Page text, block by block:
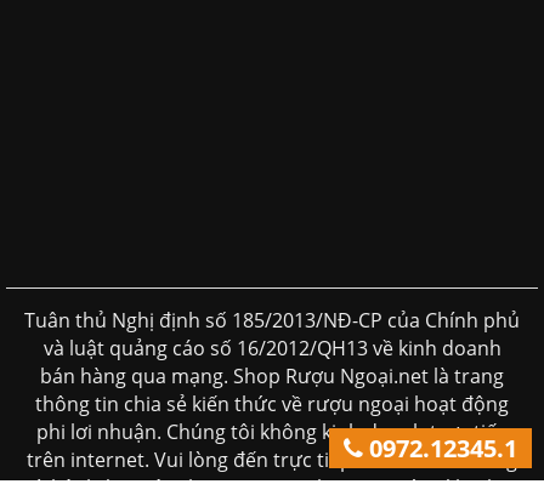
0972.12345.1
Tuân thủ Nghị định số 185/2013/NĐ-CP của Chính phủ
và luật quảng cáo số 16/2012/QH13 về kinh doanh
bán hàng qua mạng. Shop Rượu Ngoại.net là trang
thông tin chia sẻ kiến thức về rượu ngoại hoạt động
phi lơi nhuận. Chúng tôi không kinh doanh trực tiếp
trên internet. Vui lòng đến trực tiếp đến các cửa hàng